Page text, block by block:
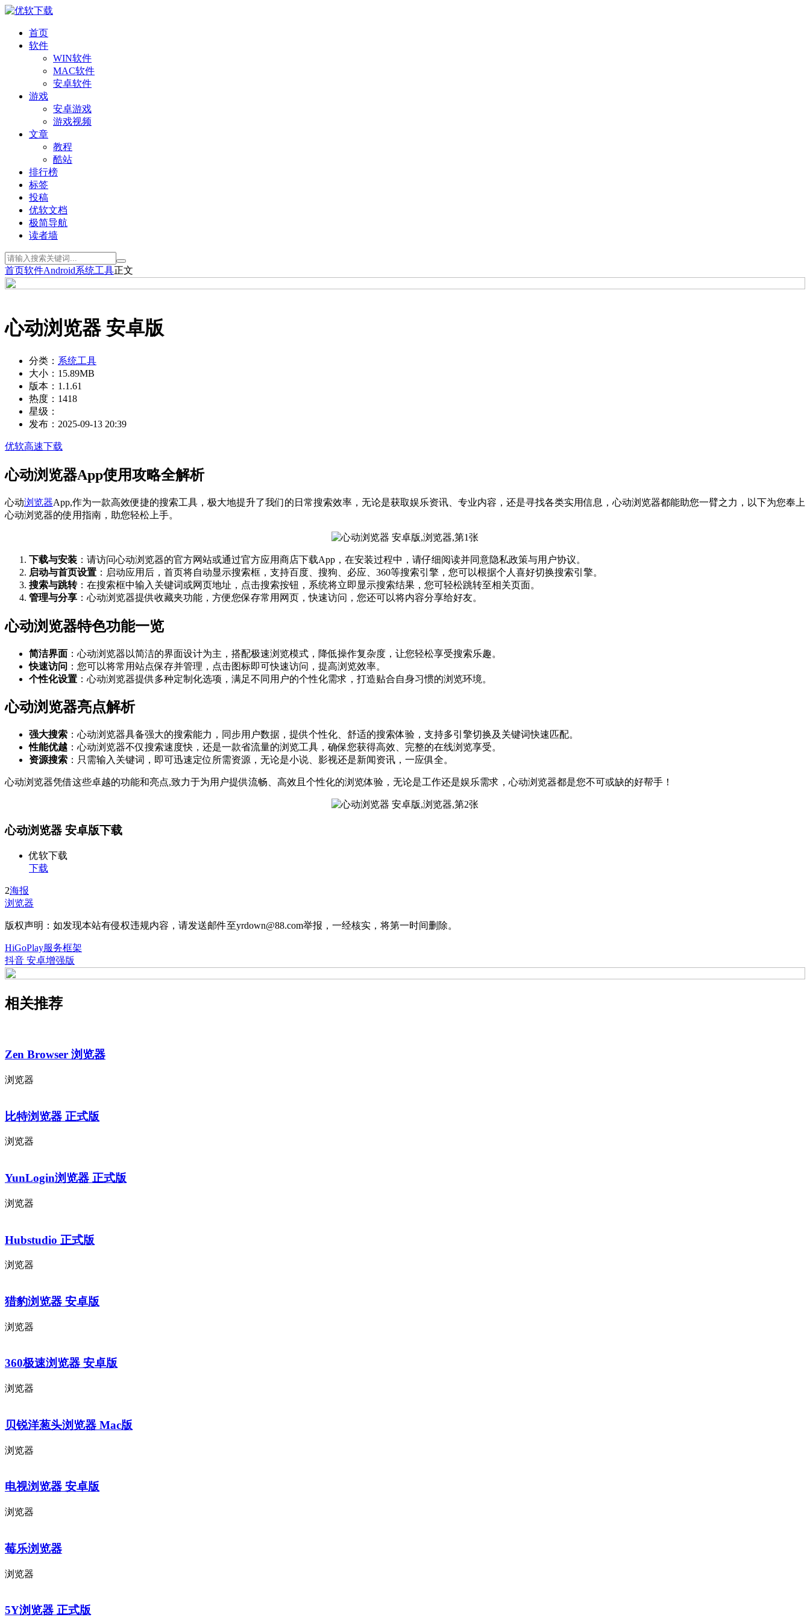
首页
软件
WIN软件
MAC软件
安卓软件
游戏
安卓游戏
游戏视频
文章
教程
酷站
排行榜
标签
投稿
优软文档
极简导航
读者墙
首页软件Android系统工具正文
心动浏览器 安卓版
分类： 系统工具
大小： 15.89MB
版本： 1.1.61
热度： 1418
星级：
发布： 2025-09-13 20:39
优软高速下载
心动浏览器App使用攻略全解析
心动浏览器App,作为一款高效便捷的搜索工具，极大地提升了我们的日常搜索效率，无论是获取娱乐资讯、专业内容，还是寻找各类实用信息，心动浏览器都能助您一臂之力，以下为您奉上
心动浏览器的使用指南，助您轻松上手。
下载与安装 ：请访问心动浏览器的官方网站或通过官方应用商店下载App，在安装过程中，请仔细阅读并同意隐私政策与用户协议。
启动与首页设置 ：启动应用后，首页将自动显示搜索框，支持百度、搜狗、必应、360等搜索引擎，您可以根据个人喜好切换搜索引擎。
搜索与跳转：在搜索框中输入关键词或网页地址，点击搜索按钮，系统将立即显示搜索结果，您可轻松跳转至相关页面。
管理与分享 ：心动浏览器提供收藏夹功能，方便您保存常用网页，快速访问，您还可以将内容分享给好友。
心动浏览器特色功能一览
简洁界面 ：心动浏览器以简洁的界面设计为主，搭配极速浏览模式，降低操作复杂度，让您轻松享受搜索乐趣。
快速访问 ：您可以将常用站点保存并管理，点击图标即可快速访问，提高浏览效率。
个性化设置 ：心动浏览器提供多种定制化选项，满足不同用户的个性化需求，打造贴合自身习惯的浏览环境。
心动浏览器亮点解析
强大搜索 ：心动浏览器具备强大的搜索能力，同步用户数据，提供个性化、舒适的搜索体验，支持多引擎切换及关键词快速匹配。
性能优越 ：心动浏览器不仅搜索速度快，还是一款省流量的浏览工具，确保您获得高效、完整的在线浏览享受。
资源搜索 ：只需输入关键词，即可迅速定位所需资源，无论是小说、影视还是新闻资讯，一应俱全。
心动浏览器凭借这些卓越的功能和亮点,致力于为用户提供流畅、高效且个性化的浏览体验，无论是工作还是娱乐需求，心动浏览器都是您不可或缺的好帮手！
心动浏览器 安卓版下载
优软下载
下载
2海报
浏览器
版权声明：如发现本站有侵权违规内容，请发送邮件至yrdown@88.com举报，一经核实，将第一时间删除。
HiGoPlay服务框架
抖音 安卓增强版
相关推荐
Zen Browser 浏览器
浏览器
比特浏览器 正式版
浏览器
YunLogin浏览器 正式版
浏览器
Hubstudio 正式版
浏览器
猎豹浏览器 安卓版
浏览器
360极速浏览器 安卓版
浏览器
贝锐洋葱头浏览器 Mac版
浏览器
电视浏览器 安卓版
浏览器
莓乐浏览器
浏览器
5Y浏览器 正式版